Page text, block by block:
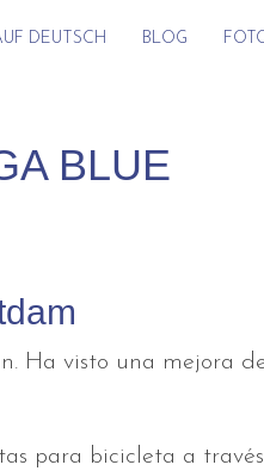
DEUTSCH BLOG
BLUE
Ha visto una mejora
para bicicleta a